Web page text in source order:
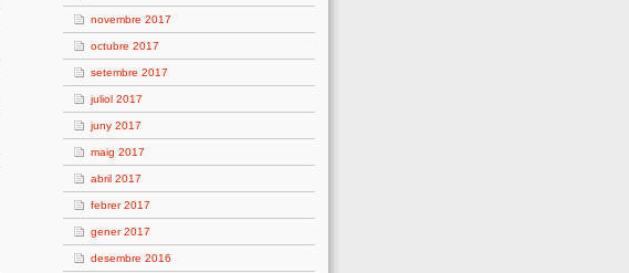
novembre 2017
octubre 2017
setembre 2017
juliol 2017
juny 2017
maig 2017
abril 2017
febrer 2017
gener 2017
desembre 2016